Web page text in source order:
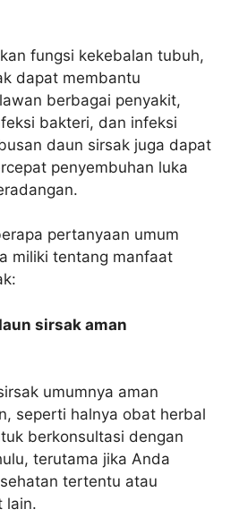
fungsi kekebalan tubuh,
dapat membantu
berbagai penyakit,
bakteri, dan infeksi
daun sirsak juga dapat
penyembuhan luka
pertanyaan umum
miliki tentang manfaat
sirsak aman
umumnya aman
seperti halnya obat herbal
berkonsultasi dengan
terutama jika Anda
tertentu atau
lain.